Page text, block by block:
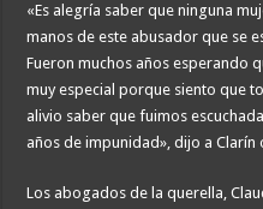
«Es alegría saber que ninguna
manos de este abusador que se
Fueron muchos años esperando
muy especial porque siento que
alivio saber que fuimos
años de impunidad», dijo a Clarín
Los abogados de la querella,